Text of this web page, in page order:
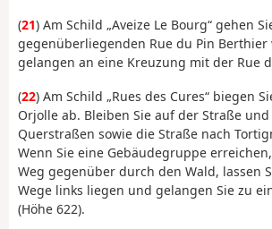
(21) Am Schild „Aveize Le Bourg“ gehen
gegenüberliegenden Rue du Pin
gelangen an eine Kreuzung mit der Rue
(22) Am Schild „Rues des Cures“ biegen
Orjolle ab. Bleiben Sie auf der Straße
Querstraßen sowie die Straße nach
Wenn Sie eine Gebäudegruppe
Weg gegenüber durch den Wald, lassen
Wege links liegen und gelangen Sie zu
(Höhe 622).